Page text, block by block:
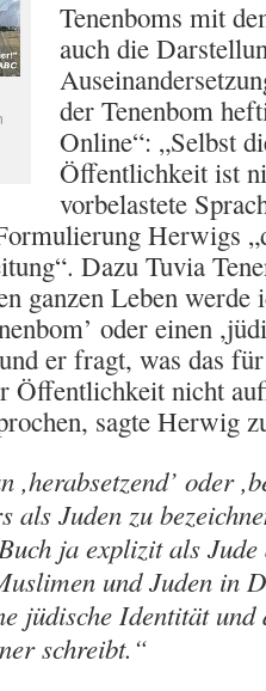
Tenenboms mit
auch die
der Tenenbom
Online“: „Selbst
Öffentlichkeit ist
vorbelastete
Herwigs
Dazu Tuvia
ganzen Leben werde
oder einen
er fragt, was das
Öffentlichkeit nicht
sagte Herwig
,herabsetzend’ oder
als Juden zu
ja explizit als Jude
und Juden in
jüdische Identität und
schreibt.“